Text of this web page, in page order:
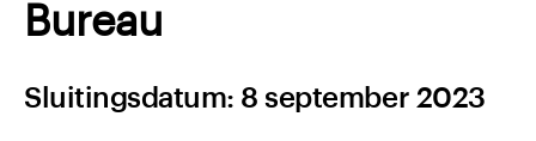
Bureau
Sluitingsdatum: 8 september 2023